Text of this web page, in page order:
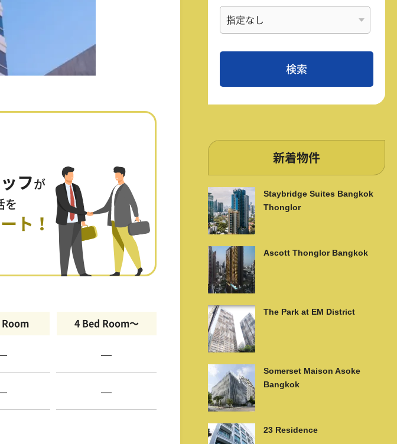
フ が
を
ト！
Room 4 Bed Room〜
—
—
新着物件
Staybridge Suites Bangkok
Thonglor
Ascott Thonglor Bangkok
The Park at EM District
Somerset Maison Asoke
Bangkok
23 Residence